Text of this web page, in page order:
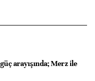
arayışında; Merz ile